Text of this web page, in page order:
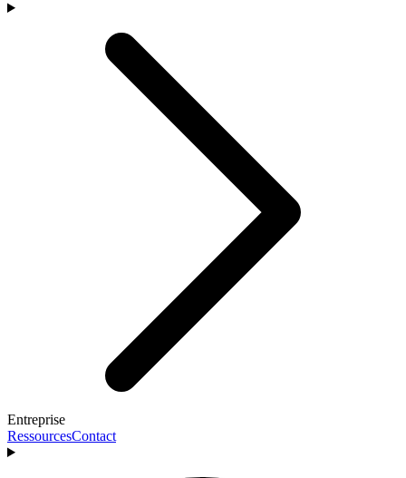
Entreprise
RessourcesContact